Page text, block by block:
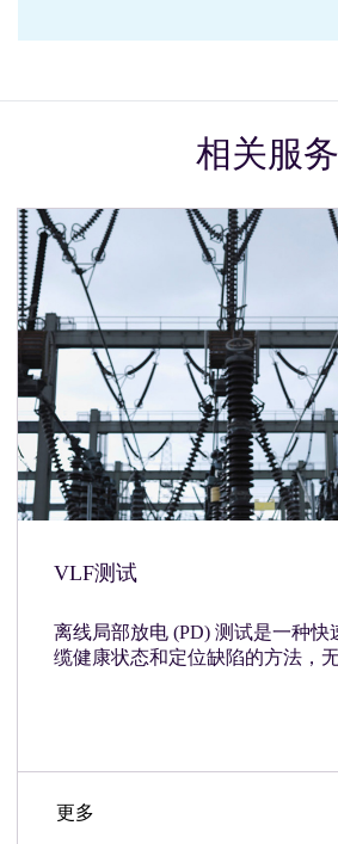
相关服务
VLF测试
离线局部放电 (PD) 测试是一种快
缆健康状态和定位缺陷的方法，
更多